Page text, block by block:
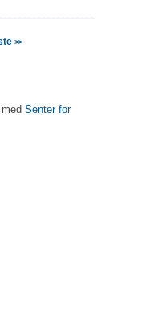
>>
Senter for